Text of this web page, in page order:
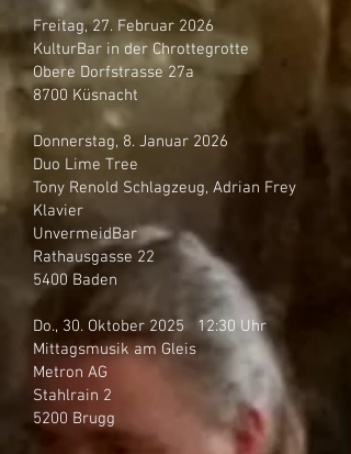
Freitag, 27. Februar 2026
KulturBar in der Chrottegrotte
Obere Dorfstrasse 27a
8700 Küsnacht
Donnerstag, 8. Januar 2026
Duo Lime Tree
Tony Renold Schlagzeug, Adrian Frey
Klavier
UnvermeidBar
Rathausgasse 22
5400 Baden
Do., 30. Oktober 2025 12:30 Uhr
Mittagsmusik am Gleis
Metron AG
Stahlrain 2
5200 Brugg